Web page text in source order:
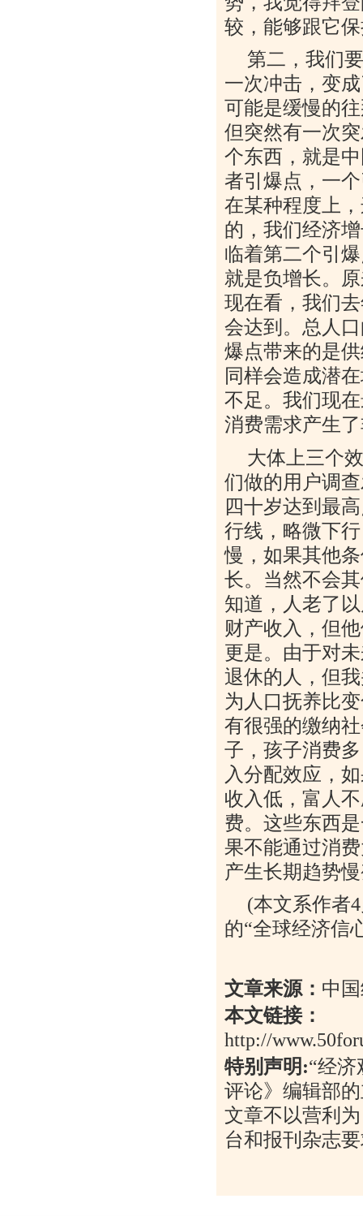
较，能够跟它
第二，我们
一次冲击，变
可能是缓慢的
但突然有一次
个东西，就是
者引爆点，一
在某种程度上
的，我们经济
临着第二个引
就是负增长。
现在看，我们
会达到。总人
爆点带来的是
同样会造成潜
不足。我们现
消费需求产生
大体上三个
们做的用户调
四十岁达到最
行线，略微下
慢，如果其他
长。当然不会
知道，人老了
财产收入，但
更是。由于对
退休的人，但
为人口抚养比
有很强的缴纳
子，孩子消费
入分配效应，
收入低，富人
费。这些东西
果不能通过消
产生长期趋势
(本文系作者4
的“全球经济信
文章来源： 中
本文链接：
http://
特别声明 :“经济
评论》编辑部
文章不以营利
台和报刊杂志